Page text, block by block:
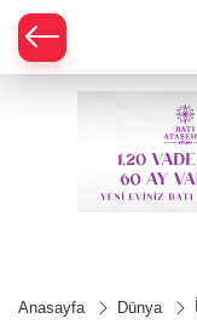
Anasayfa Dünya